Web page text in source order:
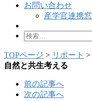
お問い合わせ
産学官連携
検
TOPページ > リポート >
自然と共生考える
前の記事へ
次の記事へ